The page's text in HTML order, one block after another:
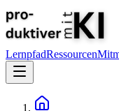
LernpfadRessourcen